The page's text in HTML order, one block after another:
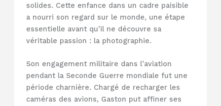
solides. Cette enfance dans un cadre paisible
a nourri son regard sur le monde, une étape
essentielle avant qu’il ne découvre sa
véritable passion : la photographie.
Son engagement militaire dans l’aviation
pendant la Seconde Guerre mondiale fut une
période charnière. Chargé de recharger les
caméras des avions, Gaston put affiner ses